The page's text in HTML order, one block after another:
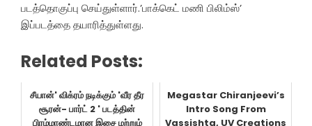
படத்தொகுப்பு செய்துள்ளார்.’பாக்கெட் மணி பிலிம்ஸ்’
இப்படத்தை தயாரித்துள்ளது.
Related Posts:
சீயான்' விக்ரம் நடிக்கும் 'வீர தீர
சூரன்- பார்ட் 2 ' படத்தின்
பிரம்மாண்டமான இசை மற்றும்
Megastar Chiranjeevi’s
Intro Song From
Vassishta, UV Creations